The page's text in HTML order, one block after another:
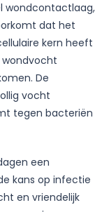
wondcontactlaag,
dat het
kern heeft
De
vocht
tegen bacteriën
een
kans op infectie
en vriendelijk